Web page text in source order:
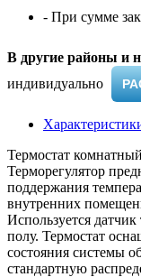
- При сумме
В другие районы и
индивидуально ​
Термостат
Терморегулятор
поддержания
внутренних
Используется
полу. Термостат
состояния системы
стандартную